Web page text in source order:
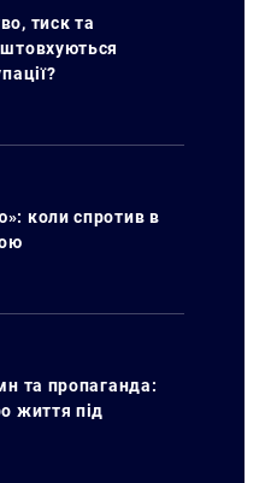
тиск та
коли спротив в
та пропаганда:
життя під